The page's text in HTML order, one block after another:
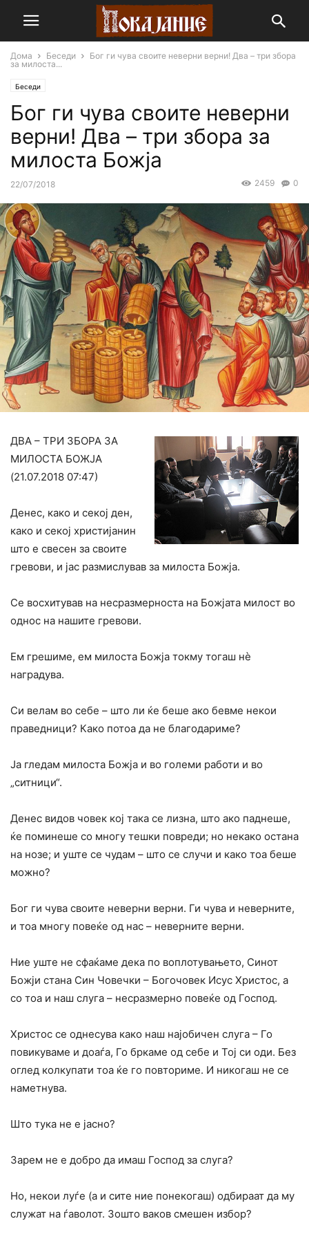
Дома Беседи
Бог ги чува своите неверни верни! Два – три збора
за милоста...
Беседи
Бог ги чува своите неверни
верни! Два – три збора за
милоста Божја
22/07/2018 0
2459
ДВА – ТРИ ЗБОРА ЗА
МИЛОСТА БОЖЈА
(21.07.2018 07:47)
Денес, како и секој ден,
како и секој христијанин
што е свесен за своите
гревови, и јас размислував за милоста Божја.
Се восхитував на несразмерноста на Божјата милост во
однос на нашите гревови.
Ем грешиме, ем милоста Божја токму тогаш нѐ
наградува.
Си велам во себе – што ли ќе беше ако бевме некои
праведници? Како потоа да не благодариме?
Ја гледам милоста Божја и во големи работи и во
„ситници“.
Денес видов човек кој така се лизна, што ако паднеше,
ќе поминеше со многу тешки повреди; но некако остана
на нозе; и уште се чудам – што се случи и како тоа беше
можно?
Бог ги чува своите неверни верни. Ги чува и неверните,
и тоа многу повеќе од нас – неверните верни.
Ние уште не сфаќаме дека по воплотувањето, Синот
Божји стана Син Човечки – Богочовек Исус Христос, а
со тоа и наш слуга – несразмерно повеќе од Господ.
Христос се однесува како наш најобичен слуга – Го
повикуваме и доаѓа, Го бркаме од себе и Тој си оди. Без
оглед колкупати тоа ќе го повториме. И никогаш не се
наметнува.
Што тука не е јасно?
Зарем не е добро да имаш Господ за слуга?
Но, некои луѓе (а и сите ние понекогаш) одбираат да му
служат на ѓаволот. Зошто ваков смешен избор?